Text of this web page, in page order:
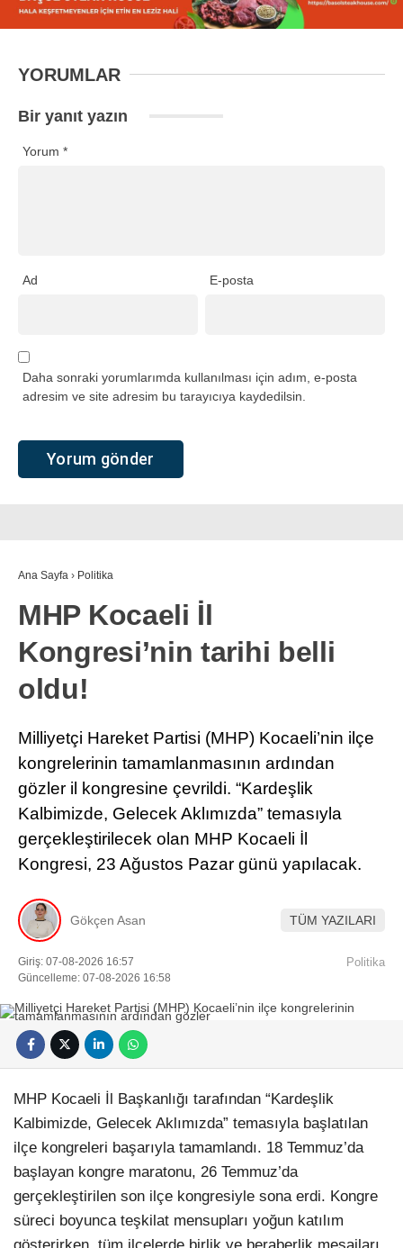
YORUMLAR
Bir yanıt yazın
Yorum *
Ad E-posta
Daha sonraki yorumlarımda kullanılması için adım, e-posta
adresim ve site adresim bu tarayıcıya kaydedilsin.
Ana Sayfa › Politika
MHP Kocaeli İl
Kongresi’nin tarihi belli
oldu!
Milliyetçi Hareket Partisi (MHP) Kocaeli’nin ilçe
kongrelerinin tamamlanmasının ardından
gözler il kongresine çevrildi. “Kardeşlik
Kalbimizde, Gelecek Aklımızda” temasıyla
gerçekleştirilecek olan MHP Kocaeli İl
Kongresi, 23 Ağustos Pazar günü yapılacak.
Gökçen Asan TÜM YAZILARI
Giriş: 07-08-2026 16:57
Güncelleme: 07-08-2026 16:58
Politika
MHP Kocaeli İl Başkanlığı tarafından “Kardeşlik
Kalbimizde, Gelecek Aklımızda” temasıyla başlatılan
ilçe kongreleri başarıyla tamamlandı. 18 Temmuz’da
başlayan kongre maratonu, 26 Temmuz’da
gerçekleştirilen son ilçe kongresiyle sona erdi. Kongre
süreci boyunca teşkilat mensupları yoğun katılım